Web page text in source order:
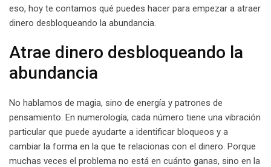
eso, hoy te contamos qué puedes hacer para empezar a atraer
dinero desbloqueando la abundancia.
Atrae dinero desbloqueando la
abundancia
No hablamos de magia, sino de energía y patrones de
pensamiento. En numerología, cada número tiene una vibración
particular que puede ayudarte a identificar bloqueos y a
cambiar la forma en la que te relacionas con el dinero. Porque
muchas veces el problema no está en cuánto ganas, sino en la